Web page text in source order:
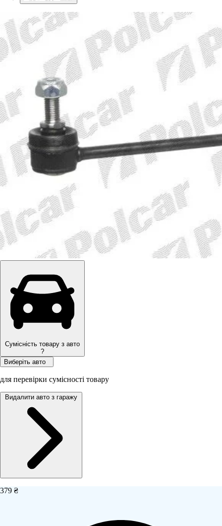
Сумісність товару з авто
?
Виберіть авто
для перевірки сумісності товару
Видалити авто з гаражу
379 ₴